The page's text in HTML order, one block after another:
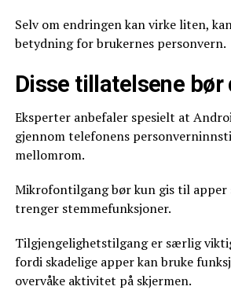
Selv om endringen kan virke liten,
betydning for brukernes personvern.
Disse tillatelsene bør
Eksperter anbefaler spesielt at
gjennom telefonens
mellomrom.
Mikrofontilgang bør kun gis til apper
trenger stemmefunksjoner.
Tilgjengelighetstilgang er særlig
fordi skadelige apper kan bruke
overvåke aktivitet på skjermen.